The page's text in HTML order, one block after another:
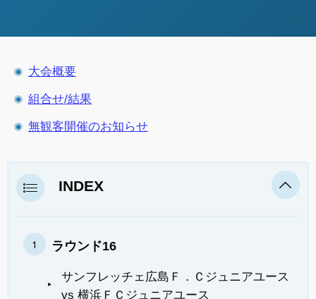
大会概要
組合せ/結果
無観客開催のお知らせ
INDEX
ラウンド16
サンフレッチェ広島Ｆ．Ｃジュニアユース
vs 横浜ＦＣジュニアユース